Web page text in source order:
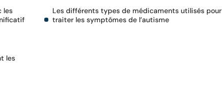
les
Les différents types de médicaments utilisés pour
traiter les symptômes de l’autisme
les